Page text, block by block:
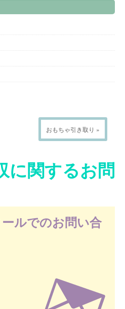
おもちゃ引き取り »
に関するお問
ルでのお問い合